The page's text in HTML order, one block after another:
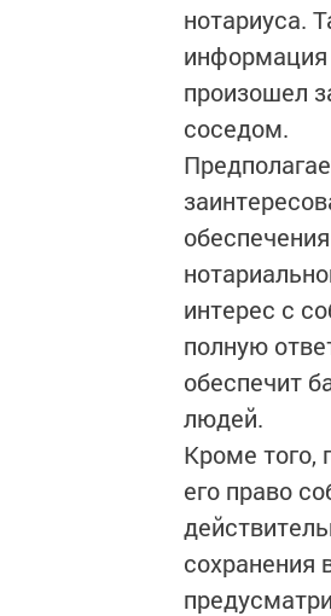
нотариуса.
информация
произошел
соседом.
интерес с
полную
обеспечит
людей.
Кроме
его право
сохранения